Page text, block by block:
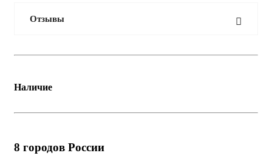
Отзывы
Наличие
8 городов России